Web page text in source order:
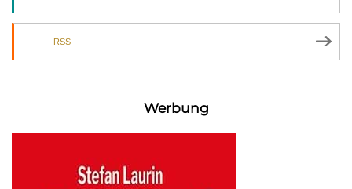
RSS
Werbung